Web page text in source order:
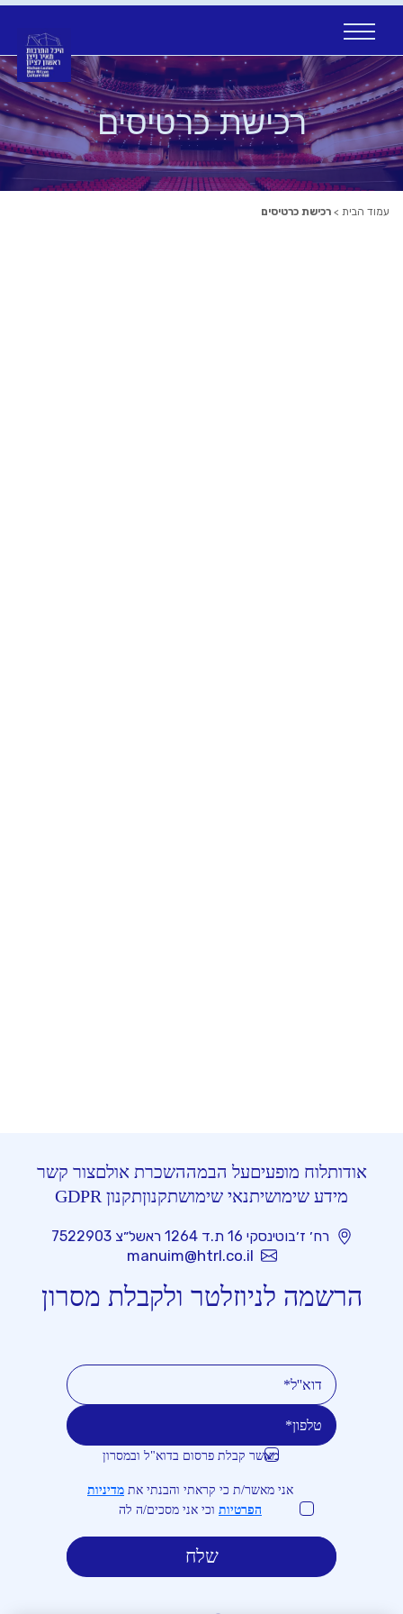
Skip
to
content
רכישת כרטיסים
עמוד הבית > רכישת כרטיסים
אודותלוח מופעיםעל הבמההשכרת אולםצור קשר
מידע שימושיתנאי שימושתקנוןתקנון GDPR
רח׳ ז׳בוטינסקי 16 ת.ד 1264 ראשל״צ 7522903
manuim@htrl.co.il
הרשמה לניוזלטר ולקבלת מסרון
מאשר קבלת פרסום בדוא"ל ובמסרון
אני מאשר/ת כי קראתי והבנתי את מדיניות
הפרטיות וכי אני מסכים/ה לה